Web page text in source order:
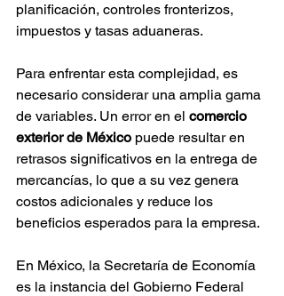
planificación, controles fronterizos,
impuestos y tasas aduaneras.
Para enfrentar esta complejidad, es
necesario considerar una amplia gama
de variables. Un error en el comercio
exterior de México puede resultar en
retrasos significativos en la entrega de
mercancías, lo que a su vez genera
costos adicionales y reduce los
beneficios esperados para la empresa.
En México, la Secretaría de Economía
es la instancia del Gobierno Federal